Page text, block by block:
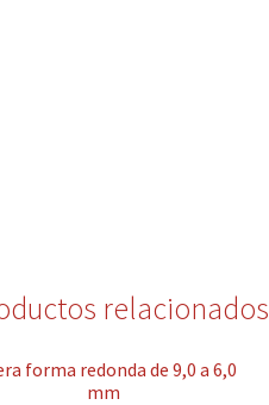
relacionados
forma redonda de 9,0 a 6,0
mm